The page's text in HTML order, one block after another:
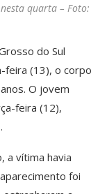
quarta – Foto:
do Sul
feira (13), o corpo
O jovem
feira (12),
a vítima havia
foi